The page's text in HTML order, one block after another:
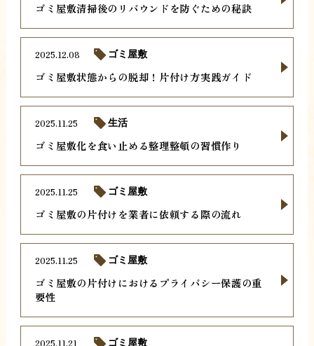
ゴミ屋敷清掃後のリバウンドを防ぐための秘訣
ゴミ屋敷状態からの脱却！片付け方実践ガイド
2025.12.08 ゴミ屋敷
ゴミ屋敷化を食い止める整理整頓の習慣作り
2025.11.25 生活
ゴミ屋敷の片付けを業者に依頼する際の流れ
2025.11.25 ゴミ屋敷
ゴミ屋敷の片付けにおけるプライバシー保護の重
要性
2025.11.25 ゴミ屋敷
2025.11.21 ゴミ屋敷